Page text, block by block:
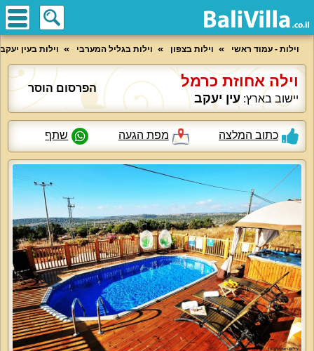
וילות - עמוד ראשי וילות בצפון וילות בגליל המערבי וילות בעין יעקב
וילה אחוזת כרמל
יישוב בארץ: עין יעקב
הפרסום הוסר
כתוב המלצה מפת הגעה שתף